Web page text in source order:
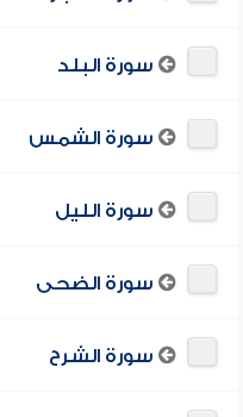
سورة البلد
سورة الشمس
سورة الليل
سورة الضحى
سورة الشرح